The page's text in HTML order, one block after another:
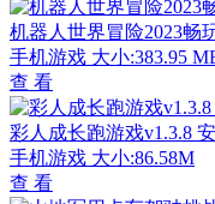
机器人世界冒险2023畅
手机游戏 大小:383.95
查 看
彩人成长跑游戏v1.3.8
手机游戏 大小:86.58M
查 看